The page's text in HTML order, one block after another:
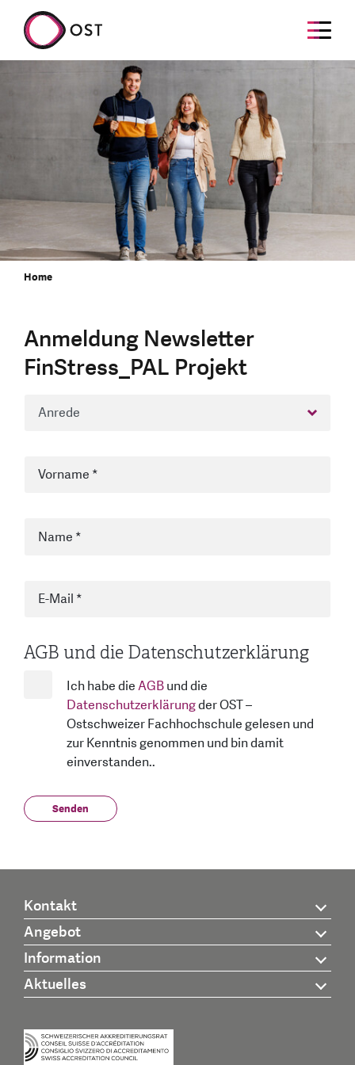
Home
Anmeldung Newsletter
FinStress_PAL Projekt
AGB und die Datenschutzerklärung
Ich habe dieAGBund die
Datenschutzerklärungder OST –
Ostschweizer Fachhochschule gelesen und
zur Kenntnis genommen und bin damit
einverstanden..
Kontakt
Angebot
Information
Aktuelles